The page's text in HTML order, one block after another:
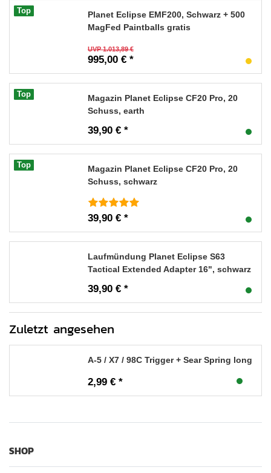
Top
Planet Eclipse EMF200, Schwarz + 500
MagFed Paintballs gratis
UVP 1.013,89 €
995,00 € *
Top
Magazin Planet Eclipse CF20 Pro, 20
Schuss, earth
39,90 € *
Top
Magazin Planet Eclipse CF20 Pro, 20
Schuss, schwarz
39,90 € *
Laufmündung Planet Eclipse S63
Tactical Extended Adapter 16", schwarz
39,90 € *
Zuletzt angesehen
A-5 / X7 / 98C Trigger + Sear Spring long
2,99 € *
SHOP